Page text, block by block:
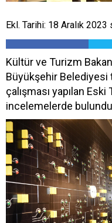
Ekl. Tarihi: 18 Aralık 2023
Kültür ve Turizm
Büyükşehir Belediyesi
çalışması yapılan
incelemelerde